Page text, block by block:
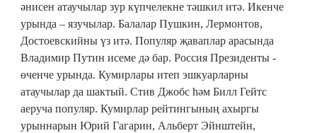
әнисен атаучылар зур күпчелекне тәшкил итә. Икенче
урында – язучылар. Балалар Пушкин, Лермонтов,
Достоевскийны үз итә. Популяр җаваплар арасында
Владимир Путин исеме дә бар. Россия Президенты -
өченче урында. Кумирлары итеп эшкуарларны
атаучылар да шактый. Стив Джобс һәм Билл Гейтс
аеруча популяр. Кумирлар рейтингының ахыргы
урыннарын Юрий Гагарин, Альберт Эйнштейн,